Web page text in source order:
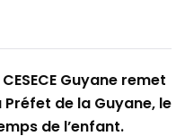
Guyane remet
de la Guyane, le
de l’enfant.